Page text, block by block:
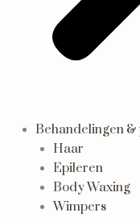
Behandelingen &
Haar
Epileren
Body Waxing
Wimpers